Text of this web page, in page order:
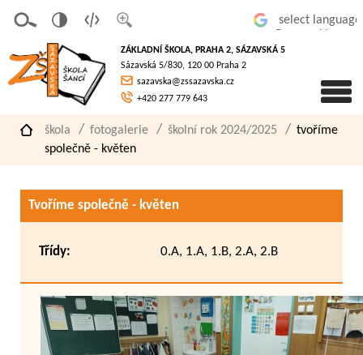
písmo
á
verze
pro
slaboz
raké
ZÁKLADNÍ ŠKOLA, PRAHA 2, SÁZAVSKÁ 5
Sázavská 5/830, 120 00 Praha 2
sazavska@zssazavska.cz
+420 277 779 643
škola fotogalerie školní rok 2024/2025
tvoříme
společně - květen
Tvoříme společně - květen
Třídy: 0.A, 1.A, 1.B, 2.A, 2.B